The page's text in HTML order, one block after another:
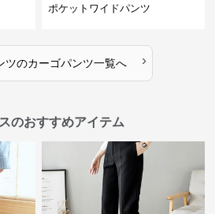
ポケットワイドパンツ
ツのカーゴパンツ一覧へ ›
のおすすめアイテム